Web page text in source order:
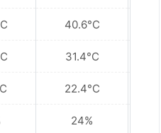
40.6°C
31.4°C
22.4°C
24%